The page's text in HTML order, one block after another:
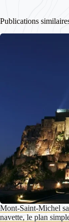
Publications
Mont-Saint-Michel
navette, le plan